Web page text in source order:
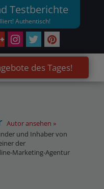
Testberichte
Authentisch!
des Tages!
Autor ansehen
und Inhaber von
der
Marketing-Agentur